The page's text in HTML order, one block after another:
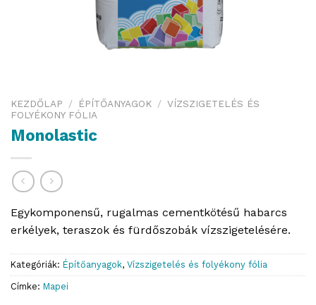
KEZDŐLAP / ÉPÍTŐANYAGOK / VÍZSZIGETELÉS ÉS
FOLYÉKONY FÓLIA
Monolastic
Egykomponensű, rugalmas cementkötésű habarcs
erkélyek, teraszok és fürdőszobák vízszigetelésére.
Kategóriák: Építőanyagok, Vízszigetelés és folyékony fólia
Címke: Mapei